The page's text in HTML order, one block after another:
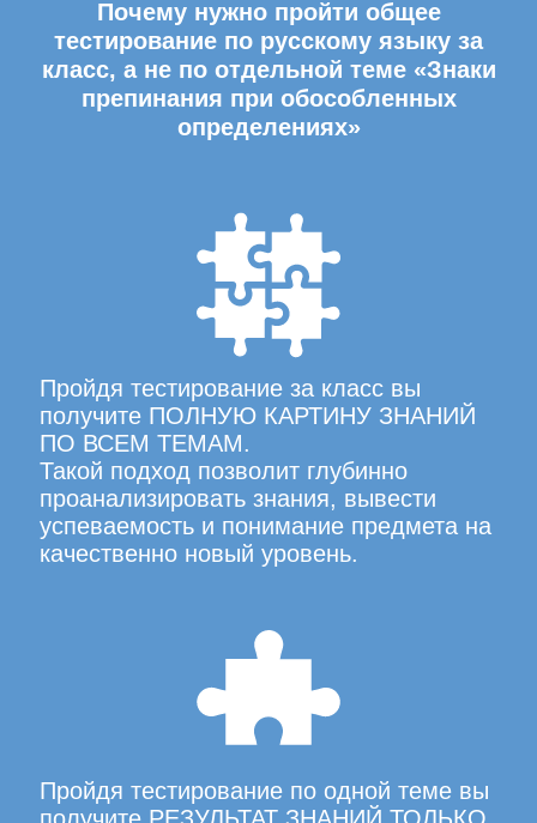
Почему нужно пройти общее
тестирование по русскому языку за
класс, а не по отдельной теме «Знаки
препинания при обособленных
определениях»
Пройдя тестирование за класс вы
получите ПОЛНУЮ КАРТИНУ ЗНАНИЙ
ПО ВСЕМ ТЕМАМ.
Такой подход позволит глубинно
проанализировать знания, вывести
успеваемость и понимание предмета на
качественно новый уровень.
Пройдя тестирование по одной теме вы